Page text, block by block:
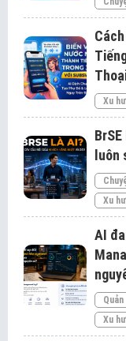
Xu
Xu
AI
Xu